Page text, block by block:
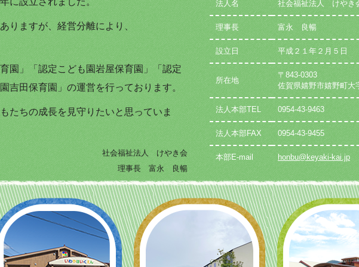
りますが、経営分離により、
園」「認定こども園岩屋保育園」「認定
吉田保育園」の運営を行っております。
たちの成長を見守りたいと思っていま
社会福祉法人 けやき会
理事長 富永 良暢
法人名 社会福祉法人 けやき
理事長 富永 良暢
設立日 平成２１年２月５日
所在地
〒843-0303
佐賀県嬉野市嬉野町大
法人本部TEL 0954-43-9463
法人本部FAX 0954-43-9455
本部E-mail honbu@keyaki-kai.jp